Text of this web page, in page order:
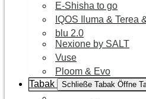
E-Shisha to go
IQOS Iluma & Terea
blu 2.0
Nexione by SALT
Vuse
Ploom & Evo
Tabak
Schließe Tabak Öffne